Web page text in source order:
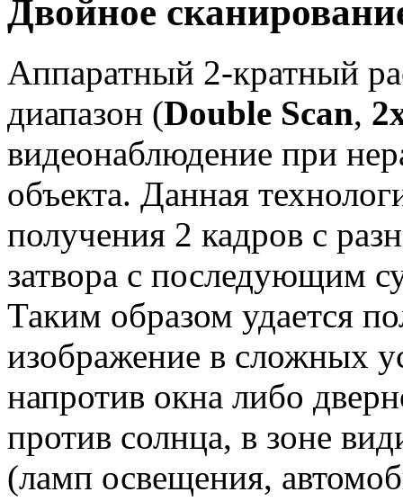
Двойное
Аппаратный 2-кратный
диапазон (Double Scan,
видеонаблюдение при
объекта. Данная
получения 2 кадров с
затвора с последующим
Таким образом удается
изображение в сложных
напротив окна либо
против солнца, в зоне
(ламп освещения,